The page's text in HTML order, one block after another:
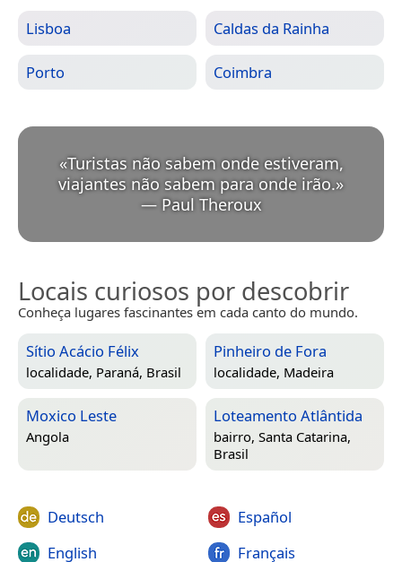
Lisboa Caldas da Rainha
Porto Coimbra
«Turistas não sabem onde estiveram,
viajantes não sabem para onde irão.
— Paul Theroux
Locais curiosos por descobrir
Conheça lugares fascinantes em cada canto do mundo.
Sítio Acácio Félix
localidade, Paraná, Brasil
Pinheiro de Fora
localidade, Madeira
Moxico Leste
Angola
Loteamento Atlântida
bairro, Santa Catarina,
Brasil
Deutsch
English
Español
Français